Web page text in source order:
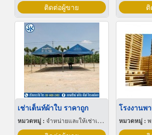
ติดต่อผู้ขาย
เช่าเต็นท์ผ้าใบ ราคาถูก
หมวดหมู่ : จำหน่ายและให้เช่าเต็นท์
โรงงานพ
หมวดหมู่ : พ